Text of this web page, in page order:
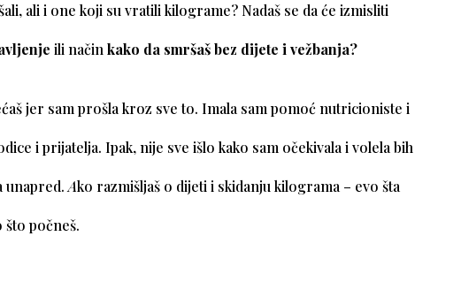
ali i one koji su vratili kilograme? Nadaš se da će izmisliti
ili načinkako da smršaš bez dijete i vežbanja?
jer sam prošla kroz sve to. Imala sam pomoć nutricioniste i
i prijatelja. Ipak, nije sve išlo kako sam očekivala i volela bih
unapred.Ako razmišljaš o dijeti i skidanju kilograma – evo šta
što počneš.